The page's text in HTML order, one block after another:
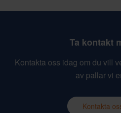
Ta kontakt
Kontakta oss idag om du vill
av pallar vi
Kontakta